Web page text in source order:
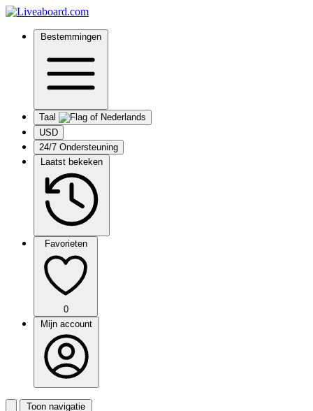
Bestemmingen
Taal
USD
24/7 Ondersteuning
Laatst bekeken
Favorieten
0
Mijn account
Toon navigatie